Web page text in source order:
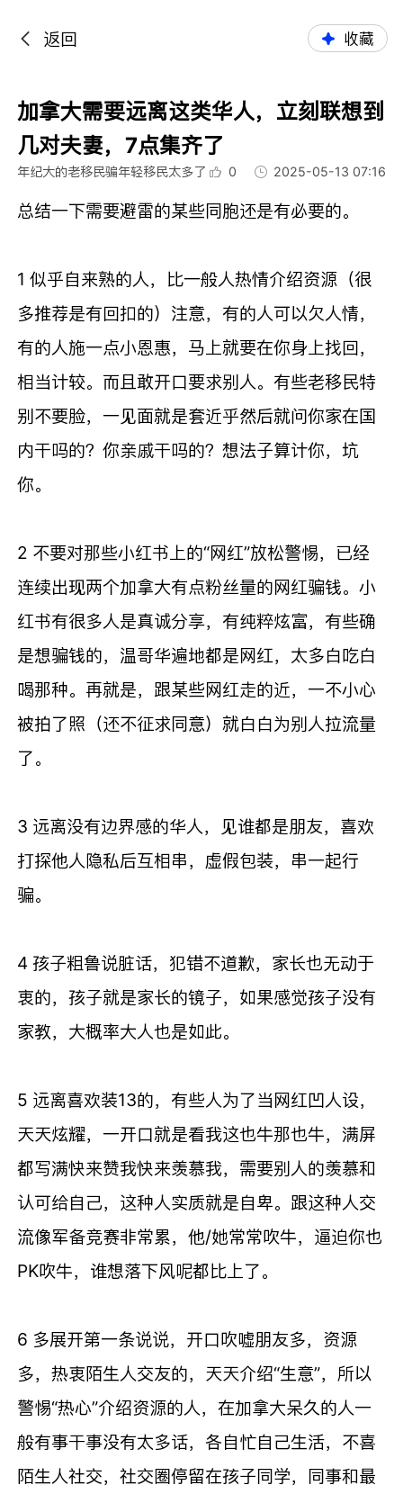
返回 收藏
加拿大需要远离这类华人，立刻联想到
几对夫妻，7点集齐了
年纪大的老移民骗年轻移民太多了 0 2025-05-13 07:16
总结一下需要避雷的某些同胞还是有必要的。
1 似乎自来熟的人，比一般人热情介绍资源（很
多推荐是有回扣的）注意，有的人可以欠人情，
有的人施一点小恩惠，马上就要在你身上找回，
相当计较。而且敢开口要求别人。 有些老移民特
别不要脸，一见面就是套近乎然后就问你家在国
内干吗的？你亲戚干吗的？想法子算计你，坑
你。
2 不要对那些小红书上的“网红”放松警惕，已经
连续出现两个加拿大有点粉丝量的网红骗钱。小
红书有很多人是真诚分享，有纯粹炫富，有些确
是想骗钱的， 温哥华遍地都是网红，太多白吃白
喝那种。 再就是，跟某些网红走的近，一不小心
被拍了照（还不征求同意）就白白为别人拉流量
了。
3 远离没有边界感的华人，见谁都是朋友，喜欢
打探他人隐私后互相串，虚假包装，串一起行
骗。
4 孩子粗鲁说脏话，犯错不道歉，家长也无动于
衷的，孩子就是家长的镜子，如果感觉孩子没有
家教，大概率大人也是如此。
5 远离喜欢装13的，有些人为了当网红凹人设，
天天炫耀，一开口就是看我这也牛那也牛，满屏
都写满快来赞我快来羡慕我，需要别人的羡慕和
认可给自己，这种人实质就是自卑。跟这种人交
流像军备竞赛非常累，他/她常常吹牛，逼迫你也
PK吹牛，谁想落下风呢都比上了。
6 多展开第一条说说，开口吹嘘朋友多，资源
多，热衷陌生人交友的，天天介绍“生意”，所以
警惕“热心”介绍资源的人，在加拿大呆久的人一
般有事干事没有太多话，各自忙自己生活，不喜
陌生人社交，社交圈停留在孩子同学，同事和最